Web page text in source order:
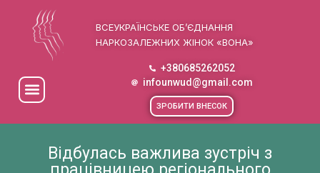
ВСЕУКРАЇНСЬКЕ ОБ’ЄДНАННЯ
НАРКОЗАЛЕЖНИХ ЖІНОК «ВОНА»
+380685262052
infounwud@gmail.com
ЗРОБИТИ ВНЕСОК
Відбулась важлива зустріч з